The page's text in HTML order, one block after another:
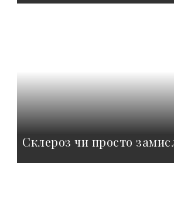
Склероз чи просто